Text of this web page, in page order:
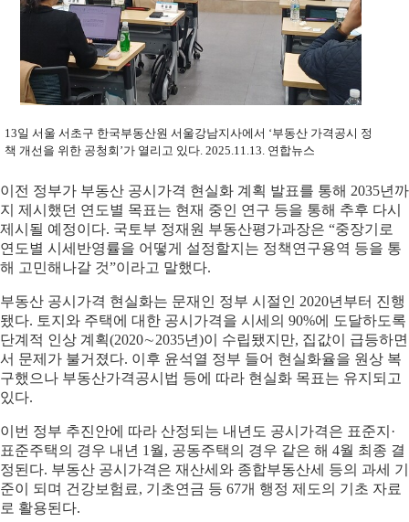
13일 서울 서초구 한국부동산원 서울강남지사에서 ‘부동산 가격공시 정
책 개선을 위한 공청회’가 열리고 있다. 2025.11.13. 연합뉴스
이전 정부가 부동산 공시가격 현실화 계획 발표를 통해 2035년까
지 제시했던 연도별 목표는 현재 중인 연구 등을 통해 추후 다시
제시될 예정이다. 국토부 정재원 부동산평가과장은 “중장기로
연도별 시세반영률을 어떻게 설정할지는 정책연구용역 등을 통
해 고민해나갈 것”이라고 말했다.
부동산 공시가격 현실화는 문재인 정부 시절인 2020년부터 진행
됐다. 토지와 주택에 대한 공시가격을 시세의 90%에 도달하도록
단계적 인상 계획(2020∼2035년)이 수립됐지만, 집값이 급등하면
서 문제가 불거졌다. 이후 윤석열 정부 들어 현실화율을 원상 복
구했으나 부동산가격공시법 등에 따라 현실화 목표는 유지되고
있다.
이번 정부 추진안에 따라 산정되는 내년도 공시가격은 표준지·
표준주택의 경우 내년 1월, 공동주택의 경우 같은 해 4월 최종 결
정된다. 부동산 공시가격은 재산세와 종합부동산세 등의 과세 기
준이 되며 건강보험료, 기초연금 등 67개 행정 제도의 기초 자료
로 활용된다.